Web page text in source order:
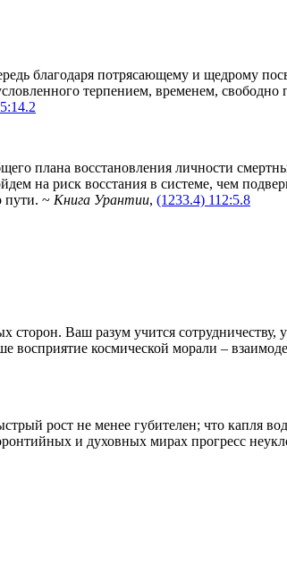
благодаря потрясающему и щедрому
терпением, временем,
плана восстановления личности
на риск восстания в системе, чем
пути. ~ Книга Урантии, (1233.4) 112:5.8
сторон. Ваш разум учится сотрудничеству,
восприятие космической морали –
рост не менее губителен; что капля
и духовных мирах прогресс